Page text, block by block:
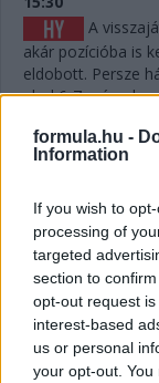
formula.hu -
Information
If you wish to
processing of
targeted
section to
opt-out request
interest-based
us or personal
your opt-out.
A
akár pozícióba is
eldobott. Persze
ahol 6-7
15:29
egy rövid utolsó
15:29
Na
vezet Estre előtt,